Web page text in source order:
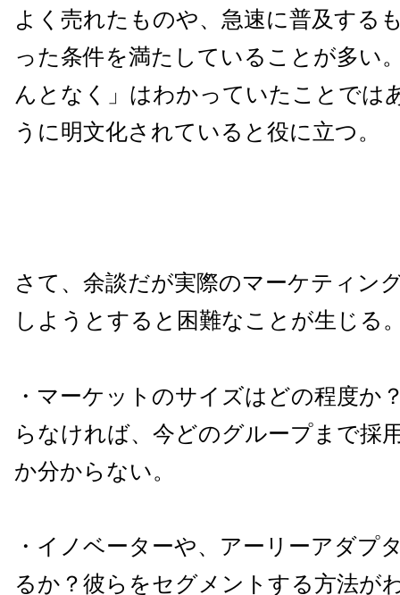
よく売れたものや、急速に普及する
った条件を満たしていることが多い
んとなく」はわかっていたことでは
うに明文化されていると役に立つ。
さて、余談だが実際のマーケティン
しようとすると困難なことが生じる
・マーケットのサイズはどの程度か
らなければ、今どのグループまで採
か分からない。
・イノベーターや、アーリーアダプ
るか？彼らをセグメントする方法が